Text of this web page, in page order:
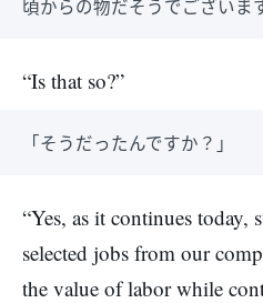
頃からの物だそうでございま
“Is that so?”
「そうだったんですか？」
“Yes, as it continues today,
selected jobs from our
the value of labor while